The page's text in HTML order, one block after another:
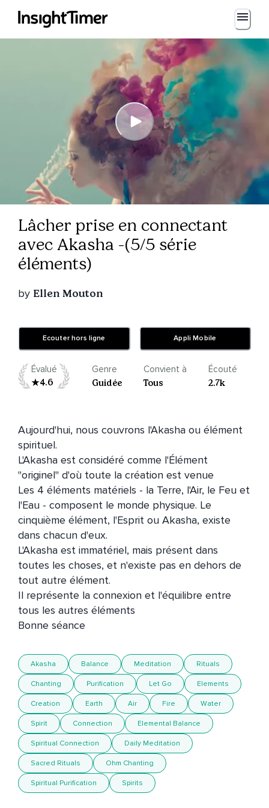
Lâcher prise en connectant
avec Akasha -(5/5 série
éléments)
by Ellen Mouton
Ecouter hors ligne Appli Mobile
Évalué
4.6
Genre
Guidée
Convient à
Tous
Écouté
2.7k
Aujourd'hui, nous couvrons l'Akasha ou élément
spirituel.
L'Akasha est considéré comme l'Élément
"originel" d'où toute la création est venue
Les 4 éléments matériels - la Terre, l'Air, le Feu et
l'Eau - composent le monde physique. Le
cinquième élément, l'Esprit ou Akasha, existe
dans chacun d'eux.
L'Akasha est immatériel, mais présent dans
toutes les choses, et n'existe pas en dehors de
tout autre élément.
Il représente la connexion et l'équilibre entre
tous les autres éléments
Akasha Balance Meditation Rituals
Chanting Purification Let Go Elements
Creation Earth Air Fire Water
Spirit Connection Elemental Balance
Spiritual Connection Daily Meditation
Sacred Rituals Ohm Chanting
Spiritual Purification Spirits